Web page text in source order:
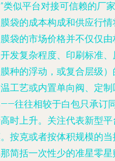
类似平台对接可信赖的厂
袋的成本构成和供应行
袋的市场价格并不仅仅
发复杂程度、印刷标准、
种的浮动，或复合层级
工艺或内置单向阀、定
往往相较于白包只承订
时上升。关注代表新型
按克或者按体积规模的
简括一次性少的准星零